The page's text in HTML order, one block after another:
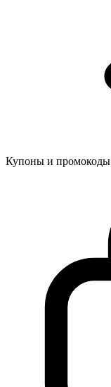
Купоны и промокоды